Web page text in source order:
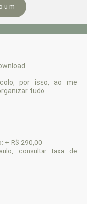
por isso, ao me
tudo.
+ R$ 290,00
consultar taxa de